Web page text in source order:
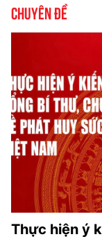
Chuyên đề
Thực hiện ý